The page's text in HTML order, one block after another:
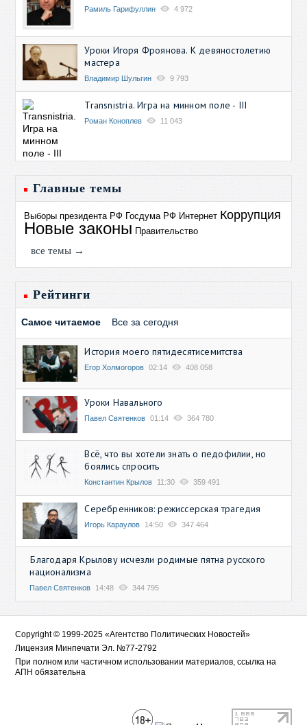
Рамиль Гарифуллин 4 972
Уроки Игоря Фроянова. К девяностолетию
мастера
Владимир Шульгин 9 793
Transnistria. Игра на минном поле - III
Роман Коноплев 11 043
Главные темы
Выборы президента РФ Госдума РФ Интернет Коррупция
Новые законы Правительство
все темы →
Рейтинги
Самое читаемое Все за сегодня
История моего пятидесятисемитства
Егор Холмогоров 02:14 408 058
Уроки Навального
Павел Святенков 01:14 364 780
Всё, что вы хотели знать о педофилии, но
боялись спросить
Константин Крылов 11:30 359 491
Серебренников: режиссерская трагедия
Игорь Караулов 14:50 347 464
Благодаря Крылову исчезли родимые пятна русского
национализма
Павел Святенков 14:48 344 795
Copyright © 1999-2025 «Агентство Политических Новостей»
Лицензия Минпечати Эл. №77-2792
При полном или частичном использовании материалов, ссылка на
АПН обязательна